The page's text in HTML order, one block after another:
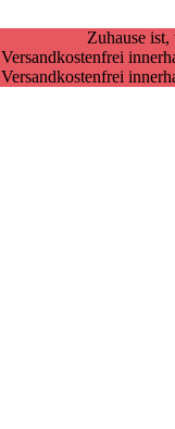
Zuhause
Versandkostenfrei
Versandkostenfrei